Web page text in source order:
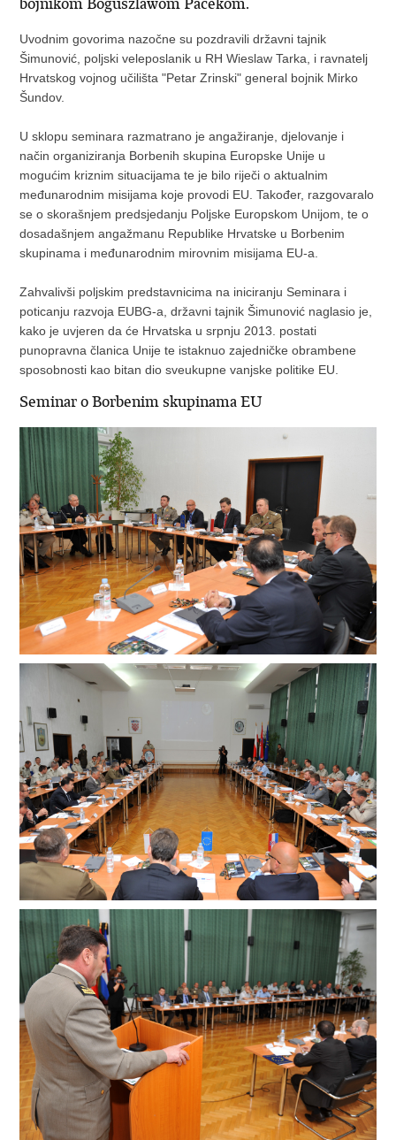
Uvodnim govorima nazočne su pozdravili državni tajnik
Šimunović, poljski veleposlanik u RH Wieslaw Tarka, i ravnatelj
Hrvatskog vojnog učilišta "Petar Zrinski" general bojnik Mirko
Šundov.
U sklopu seminara razmatrano je angažiranje, djelovanje i
način organiziranja Borbenih skupina Europske Unije u
mogućim kriznim situacijama te je bilo riječi o aktualnim
međunarodnim misijama koje provodi EU. Također, razgovaralo
se o skorašnjem predsjedanju Poljske Europskom Unijom, te o
dosadašnjem angažmanu Republike Hrvatske u Borbenim
skupinama i međunarodnim mirovnim misijama EU-a.
Zahvalivši poljskim predstavnicima na iniciranju Seminara i
poticanju razvoja EUBG-a, državni tajnik Šimunović naglasio je,
kako je uvjeren da će Hrvatska u srpnju 2013. postati
punopravna članica Unije te istaknuo zajedničke obrambene
sposobnosti kao bitan dio sveukupne vanjske politike EU.
Seminar o Borbenim skupinama EU